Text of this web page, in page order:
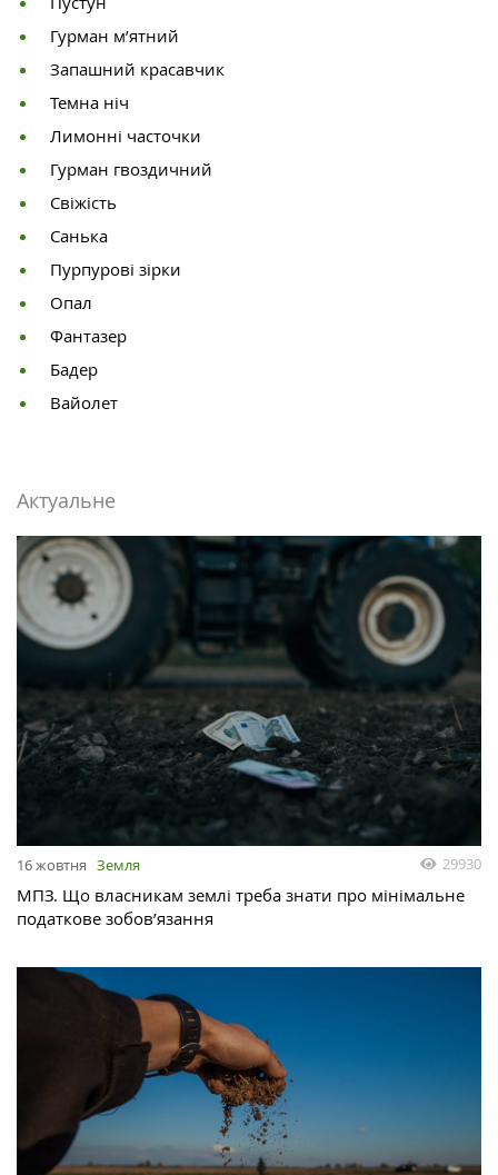
Гурман м’ятний
Запашний красавчик
Темна ніч
Лимонні часточки
Гурман гвоздичний
Свіжість
Санька
Пурпурові зірки
Опал
Фантазер
Бадер
Вайолет
Актуальне
16 жовтня Земля 29930
МПЗ. Що власникам землі треба знати про мінімальне
податкове зобов’язання